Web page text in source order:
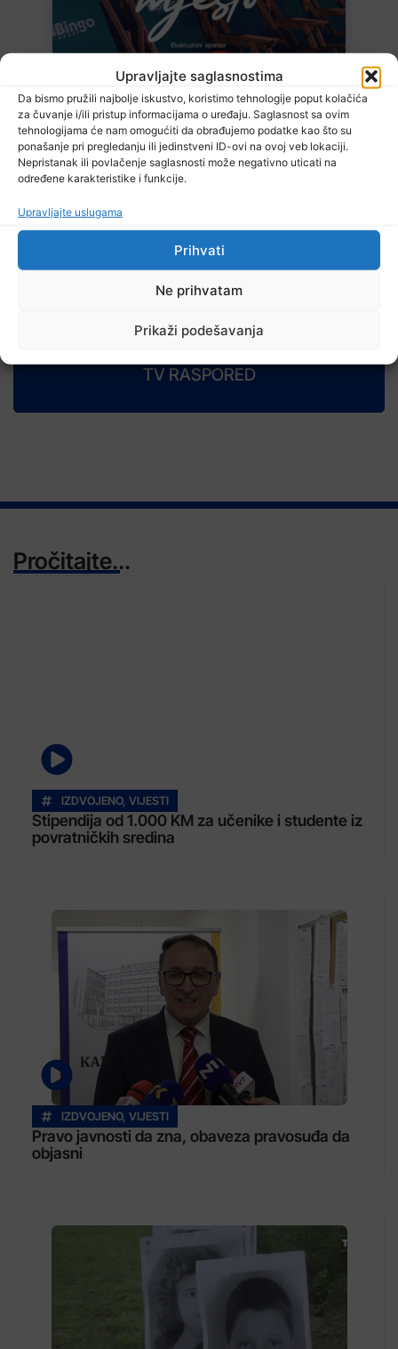
Upravljajte saglasnostima
Da bismo pružili najbolje iskustvo, koristimo tehnologije poput kolačića
za čuvanje i/ili pristup informacijama o uređaju. Saglasnost sa ovim
tehnologijama će nam omogućiti da obrađujemo podatke kao što su
ponašanje pri pregledanju ili jedinstveni ID-ovi na ovoj veb lokaciji.
Nepristanak ili povlačenje saglasnosti može negativno uticati na
određene karakteristike i funkcije.
Upravljajte uslugama
Prihvati
Ne prihvatam
Prikaži podešavanja
Sarajevo Film Festival
Danas nova saslušanja saradnika Memorijalnog centra Srebrenica
TV RASPORED
Pročitajte...
IZDVOJENO, VIJESTI
Stipendija od 1.000 KM za učenike i studente iz
povratničkih sredina
IZDVOJENO, VIJESTI
Pravo javnosti da zna, obaveza pravosuđa da
objasni